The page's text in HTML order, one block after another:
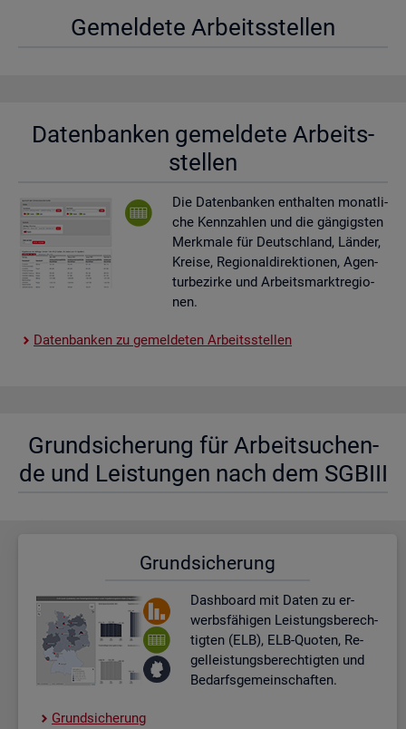
Ge­mel­de­te Ar­beits­stel­len
Da­ten­ban­ken ge­mel­de­te Ar­beits­
stel­len
Die Da­ten­ban­ken ent­hal­ten mo­nat­li­
che Kenn­zah­len und die gän­gigs­ten
Merk­ma­le für Deutsch­land, Län­der,
Krei­se, Re­gio­nal­di­rek­tio­nen, Agen­
tur­be­zir­ke und Ar­beits­markt­re­gio­
nen.
Da­ten­ban­ken zu ge­mel­de­ten Ar­beits­stel­len
Grund­si­che­rung für Ar­beit­su­chen­
de und Leis­tun­gen nach dem SGBIII
Grund­si­che­rung
Dash­board mit Daten zu er­
werbs­fä­hi­gen Leis­tungs­be­rech­
tig­ten (ELB), ELB-Quo­ten, Re­
gel­leis­tungs­be­rech­tig­ten und
Be­darfs­ge­mein­schaf­ten.
Grund­si­che­rung